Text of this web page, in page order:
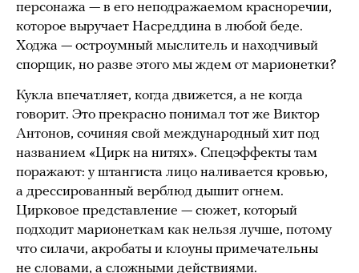
персонажа — в его неподражаемом красноречии,
которое выручает Насреддина в любой беде.
Ходжа — остроумный мыслитель и находчивый
спорщик, но разве этого мы ждем от марионетки?
Кукла впечатляет, когда движется, а не когда
говорит. Это прекрасно понимал тот же Виктор
Антонов, сочиняя свой международный хит под
названием «Цирк на нитях». Спецэффекты там
поражают: у штангиста лицо наливается кровью,
а дрессированный верблюд дышит огнем.
Цирковое представление — сюжет, который
подходит марионеткам как нельзя лучше, потому
что силачи, акробаты и клоуны примечательны
не словами, а сложными действиями.